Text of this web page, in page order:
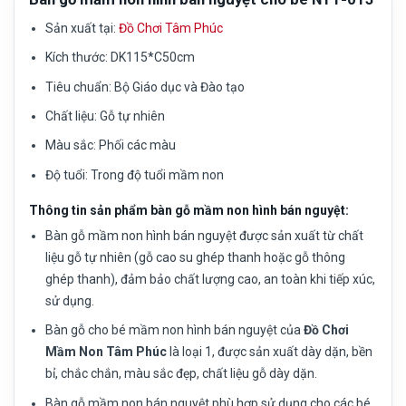
Sản xuất tại: Đồ Chơi Tâm Phúc
Kích thước: DK115*C50cm
Tiêu chuẩn: Bộ Giáo dục và Đào tạo
Chất liệu: Gỗ tự nhiên
Màu sắc: Phối các màu
Độ tuổi: Trong độ tuổi mầm non
Thông tin sản phẩm bàn gỗ mầm non hình bán nguyệt:
Bàn gỗ mầm non hình bán nguyệt được sản xuất từ chất
liệu gỗ tự nhiên (gỗ cao su ghép thanh hoặc gỗ thông
ghép thanh), đảm bảo chất lượng cao, an toàn khi tiếp xúc,
sử dụng.
Bàn gỗ cho bé mầm non hình bán nguyệt củaĐồ Chơi
Mầm Non Tâm Phúc là loại 1, được sản xuất dày dặn, bền
bỉ, chắc chắn, màu sắc đẹp, chất liệu gỗ dày dặn.
Bàn gỗ mầm non bán nguyệt phù hợp sử dụng cho các bé